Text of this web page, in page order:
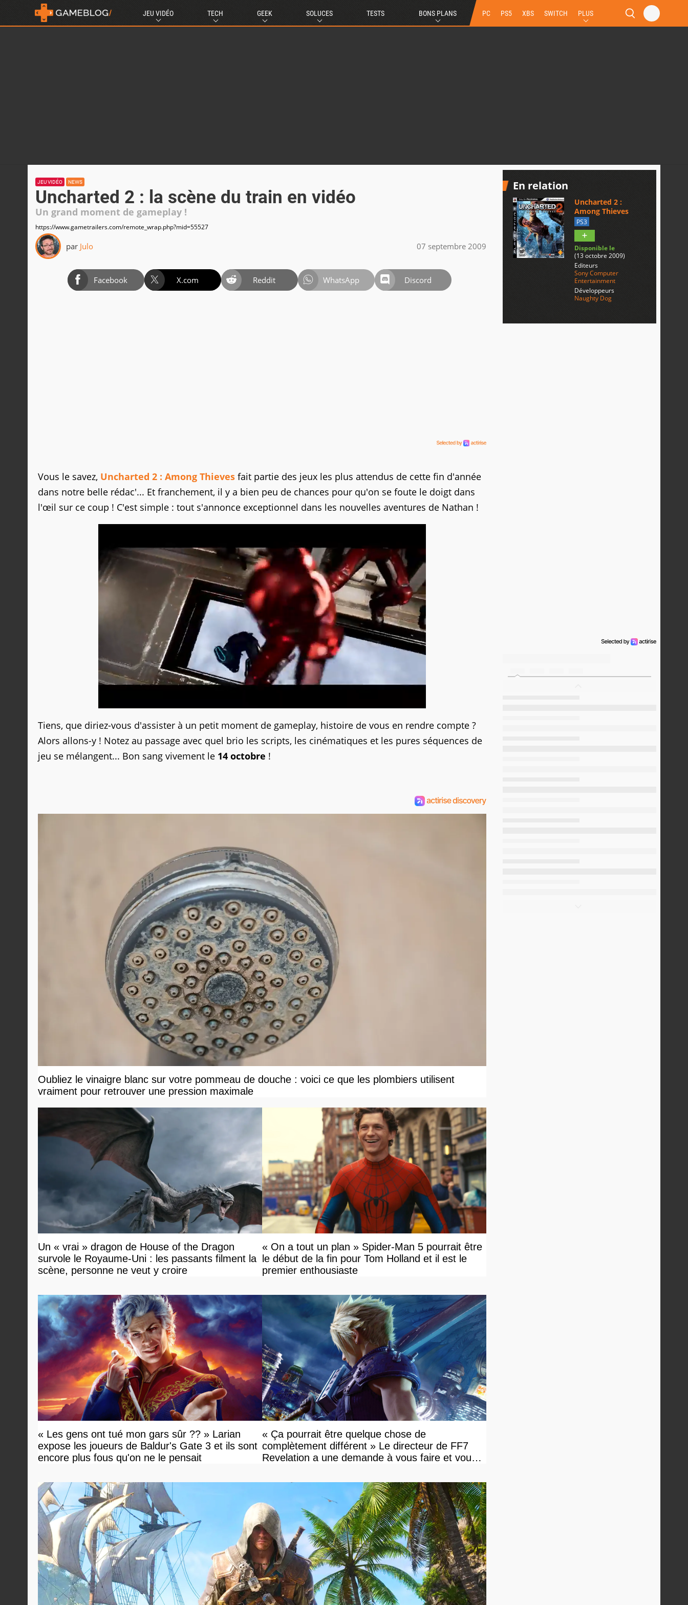
JEU VIDÉO TECH GEEK SOLUCES TESTS BONS PLANS PC PS5 XBS SWITCH PLUS
JEU VIDÉO NEWS
Uncharted 2 : la scène du train en vidéo
Un grand moment de gameplay !
https://www.gametrailers.com/remote_wrap.php?mid=55527
par Julo 07 septembre 2009
Facebook X.com Reddit WhatsApp Discord
Vous le savez, Uncharted 2 : Among Thieves fait partie des jeux les plus attendus de cette fin d'année
dans notre belle rédac'... Et franchement, il y a bien peu de chances pour qu'on se foute le doigt dans
l'œil sur ce coup ! C'est simple : tout s'annonce exceptionnel dans les nouvelles aventures de Nathan !
Tiens, que diriez-vous d'assister à un petit moment de gameplay, histoire de vous en rendre compte ?
Alors allons-y ! Notez au passage avec quel brio les scripts, les cinématiques et les pures séquences de
jeu se mélangent... Bon sang vivement le 14 octobre !
Oubliez le vinaigre blanc sur votre pommeau de douche : voici ce que les plombiers utilisent
vraiment pour retrouver une pression maximale
Un « vrai » dragon de House of the Dragon
survole le Royaume-Uni : les passants filment la
scène, personne ne veut y croire
« On a tout un plan » Spider-Man 5 pourrait être
le début de la fin pour Tom Holland et il est le
premier enthousiaste
« Les gens ont tué mon gars sûr ?? » Larian
expose les joueurs de Baldur's Gate 3 et ils sont
encore plus fous qu'on ne le pensait
« Ça pourrait être quelque chose de
complètement différent » Le directeur de FF7
Revelation a une demande à vous faire et vous
En relation
Uncharted 2 :
Among Thieves
PS3
Disponible le
(13 octobre 2009)
Editeurs
Sony Computer
Entertainment
Développeurs
Naughty Dog